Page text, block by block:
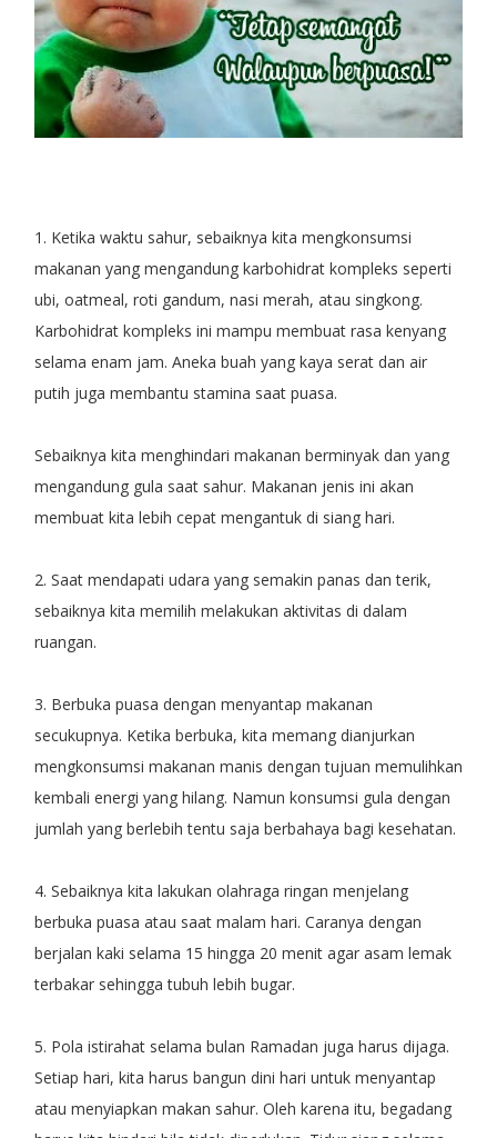
1. Ketika waktu sahur, sebaiknya kita mengkonsumsi
makanan yang mengandung karbohidrat kompleks seperti
ubi, oatmeal, roti gandum, nasi merah, atau singkong.
Karbohidrat kompleks ini mampu membuat rasa kenyang
selama enam jam. Aneka buah yang kaya serat dan air
putih juga membantu stamina saat puasa.
Sebaiknya kita menghindari makanan berminyak dan yang
mengandung gula saat sahur. Makanan jenis ini akan
membuat kita lebih cepat mengantuk di siang hari.
2. Saat mendapati udara yang semakin panas dan terik,
sebaiknya kita memilih melakukan aktivitas di dalam
ruangan.
3. Berbuka puasa dengan menyantap makanan
secukupnya. Ketika berbuka, kita memang dianjurkan
mengkonsumsi makanan manis dengan tujuan memulihkan
kembali energi yang hilang. Namun konsumsi gula dengan
jumlah yang berlebih tentu saja berbahaya bagi kesehatan.
4. Sebaiknya kita lakukan olahraga ringan menjelang
berbuka puasa atau saat malam hari. Caranya dengan
berjalan kaki selama 15 hingga 20 menit agar asam lemak
terbakar sehingga tubuh lebih bugar.
5. Pola istirahat selama bulan Ramadan juga harus dijaga.
Setiap hari, kita harus bangun dini hari untuk menyantap
atau menyiapkan makan sahur. Oleh karena itu, begadang